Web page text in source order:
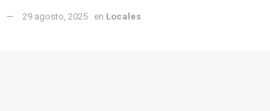
29 agosto, 2025 en Locales